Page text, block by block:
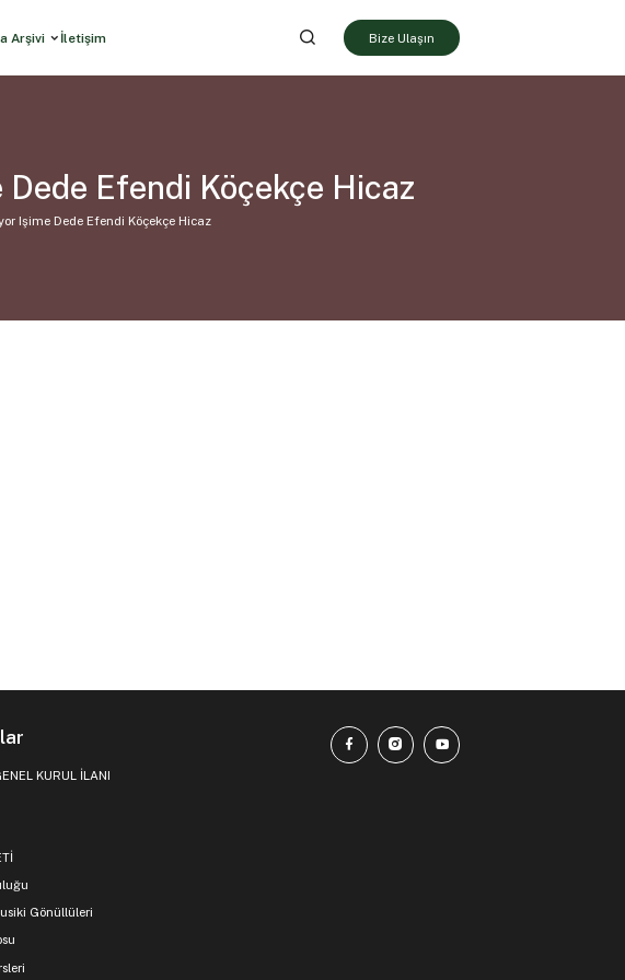
Arşivi İletişim Bize Ulaşın
Dede Efendi Köçekçe Hicaz
Işime Dede Efendi Köçekçe Hicaz
KURUL İLANI
Gönüllüleri